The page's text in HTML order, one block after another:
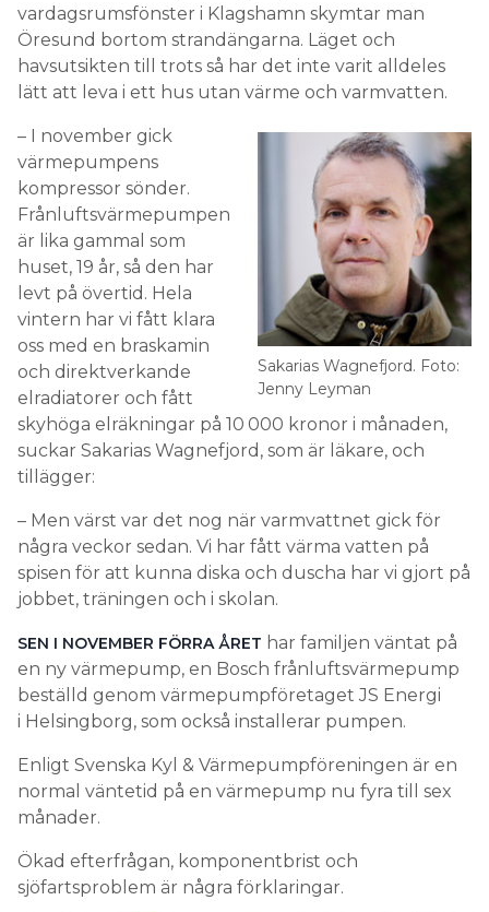
vardagsrumsfönster i Klagshamn skymtar man
Öresund bortom strandängarna. Läget och
havsutsikten till trots så har det inte varit alldeles
lätt att leva i ett hus utan värme och varmvatten.
Sakarias Wagnefjord. Foto:
Jenny Leyman
– I november gick
värmepumpens
kompressor sönder.
Frånluftsvärmepumpen
är lika gammal som
huset, 19 år, så den har
levt på övertid. Hela
vintern har vi fått klara
oss med en braskamin
och direktverkande
elradiatorer och fått
skyhöga elräkningar på 10 000 kronor i månaden,
suckar Sakarias Wagnefjord, som är läkare, och
tillägger:
– Men värst var det nog när varmvattnet gick för
några veckor sedan. Vi har fått värma vatten på
spisen för att kunna diska och duscha har vi gjort på
jobbet, träningen och i skolan.
SEN I NOVEMBER FÖRRA ÅRET har familjen väntat på
en ny värmepump, en Bosch frånluftsvärmepump
beställd genom värmepumpföretaget JS Energi
i Helsingborg, som också installerar pumpen.
Enligt Svenska Kyl & Värmepumpföreningen är en
normal väntetid på en värmepump nu fyra till sex
månader.
Ökad efterfrågan, komponentbrist och
sjöfartsproblem är några förklaringar.